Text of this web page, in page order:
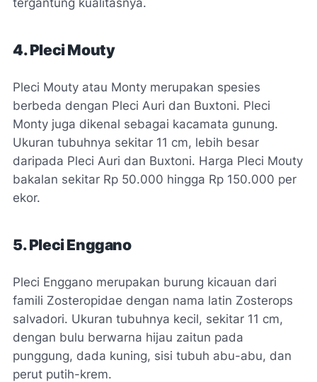
4. Pleci Mouty
Pleci Mouty atau Monty merupakan spesies
berbeda dengan Pleci Auri dan Buxtoni. Pleci
Monty juga dikenal sebagai kacamata gunung.
Ukuran tubuhnya sekitar 11 cm, lebih besar
daripada Pleci Auri dan Buxtoni. Harga Pleci Mouty
bakalan sekitar Rp 50.000 hingga Rp 150.000 per
ekor.
5. Pleci Enggano
Pleci Enggano merupakan burung kicauan dari
famili Zosteropidae dengan nama latin Zosterops
salvadori. Ukuran tubuhnya kecil, sekitar 11 cm,
dengan bulu berwarna hijau zaitun pada
punggung, dada kuning, sisi tubuh abu-abu, dan
perut putih-krem.